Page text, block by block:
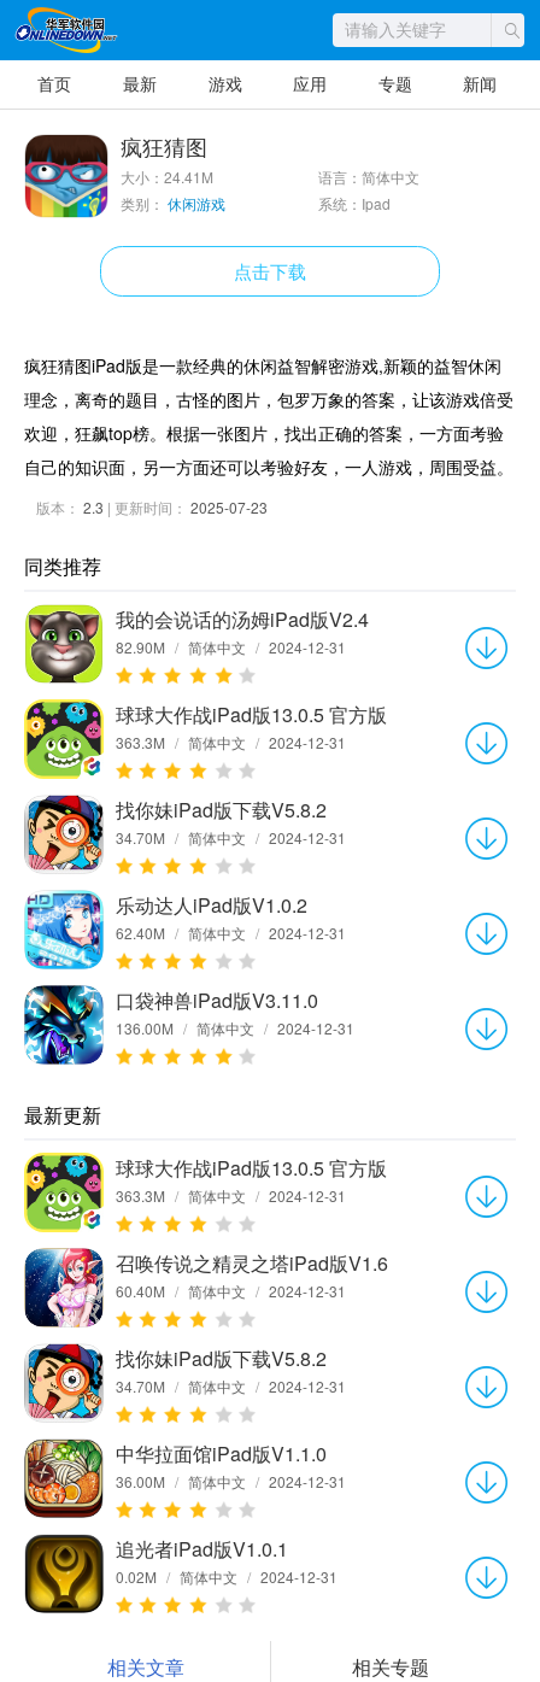
首页 最新 游戏 应用 专题 新闻
疯狂猜图
大小：24.41M
语言：简体中文
类别： 休闲游戏 系统：Ipad
点击下载
疯狂猜图iPad版是一款经典的休闲益智解密游戏,新颖的益智休闲
理念，离奇的题目，古怪的图片，包罗万象的答案，让该游戏倍受
欢迎，狂飙top榜。根据一张图片，找出正确的答案，一方面考验
自己的知识面，另一方面还可以考验好友，一人游戏，周围受益。
版本： 2.3 | 更新时间： 2025-07-23
同类推荐
我的会说话的汤姆iPad版V2.4
82.90M / 简体中文 / 2024-12-31
球球大作战iPad版13.0.5 官方版
363.3M / 简体中文 / 2024-12-31
找你妹iPad版下载V5.8.2
34.70M / 简体中文 / 2024-12-31
乐动达人iPad版V1.0.2
62.40M / 简体中文 / 2024-12-31
口袋神兽iPad版V3.11.0
136.00M / 简体中文 / 2024-12-31
最新更新
球球大作战iPad版13.0.5 官方版
363.3M / 简体中文 / 2024-12-31
召唤传说之精灵之塔iPad版V1.6
60.40M / 简体中文 / 2024-12-31
找你妹iPad版下载V5.8.2
34.70M / 简体中文 / 2024-12-31
中华拉面馆iPad版V1.1.0
36.00M / 简体中文 / 2024-12-31
追光者iPad版V1.0.1
0.02M / 简体中文 / 2024-12-31
相关文章 相关专题